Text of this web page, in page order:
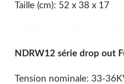
Taille (cm): 52 x 38 x 17
NDRW12 série drop out
Tension nominale: 33-